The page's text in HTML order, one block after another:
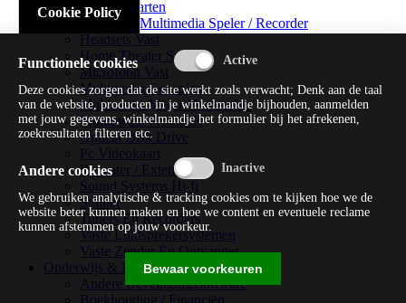
Geluidskaarten
Handheld Multimedia Speler / Recorder
Headsets Vast
Home Theater Systems
Microfoon Vast
Multimedia Consoles
Multimedia Mixer / Versterker
Multimedia Productie
Optical Disk Drive
Pc Videokaart
Repeater / Extender
Sound Systems Hi-fi
Splitter
Tuners En Recorders
Vaste Luidsprekersystemen
Vaste Zender En Ontvanger
Onderwijs & Recreatie
Andere Beveiligingssoftware
Cookie Policy
Functionele cookies
Deze cookies zorgen dat de site werkt zoals verwacht; Denk aan de taal
van de website, producten in je winkelmandje bijhouden, aanmelden
met jouw gegevens, winkelmandje het formulier bij het afrekenen,
zoekresultaten filteren etc.
Andere cookies
We gebruiken analytische & tracking cookies om te kijken hoe we de
website beter kunnen maken en hoe we content en eventuele reclame
kunnen afstemmen op jouw voorkeur.
Bewaar voorkeuren